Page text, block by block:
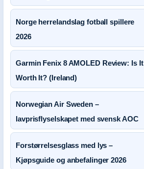
Norge herrelandslag fotball spillere
2026
Garmin Fenix 8 AMOLED Review: Is It
Worth It? (Ireland)
Norwegian Air Sweden –
lavprisflyselskapet med svensk AOC
Forstørrelsesglass med lys –
Kjøpsguide og anbefalinger 2026